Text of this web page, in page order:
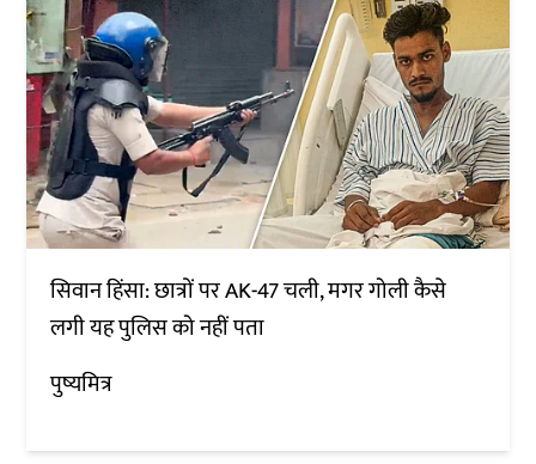
सिवान हिंसा: छात्रों पर AK-47 चली, मगर गोली कैसे
लगी यह पुलिस को नहीं पता
पुष्यमित्र